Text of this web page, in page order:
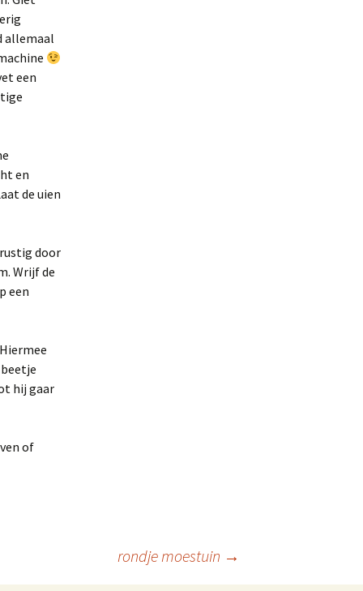
allemaal
een
en
de uien
door
Wrijf de
een
hij gaar
of
rondje moestuin →